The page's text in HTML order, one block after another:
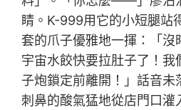
睛。K-999用它的小短腿站
套的爪子優雅地一揮：「沒
宇宙水餃快要拉肚子了！我
子炮鎖定前離開！」話音未
刺鼻的酸氣猛地從店門口灌